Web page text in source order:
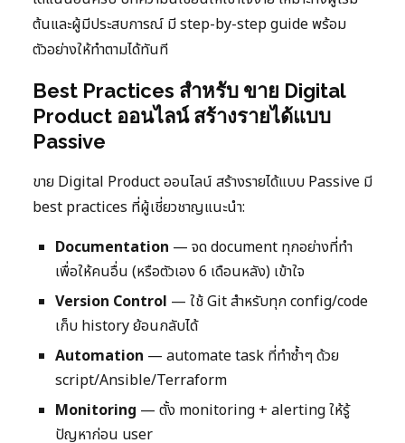
ต้นและผู้มีประสบการณ์ มี step-by-step guide พร้อม
ตัวอย่างให้ทำตามได้ทันที
Best Practices สำหรับ ขาย Digital
Product ออนไลน์ สร้างรายได้แบบ
Passive
ขาย Digital Product ออนไลน์ สร้างรายได้แบบ Passive มี
best practices ที่ผู้เชี่ยวชาญแนะนำ:
Documentation — จด document ทุกอย่างที่ทำ
เพื่อให้คนอื่น (หรือตัวเอง 6 เดือนหลัง) เข้าใจ
Version Control — ใช้ Git สำหรับทุก config/code
เก็บ history ย้อนกลับได้
Automation — automate task ที่ทำซ้ำๆ ด้วย
script/Ansible/Terraform
Monitoring — ตั้ง monitoring + alerting ให้รู้
ปัญหาก่อน user